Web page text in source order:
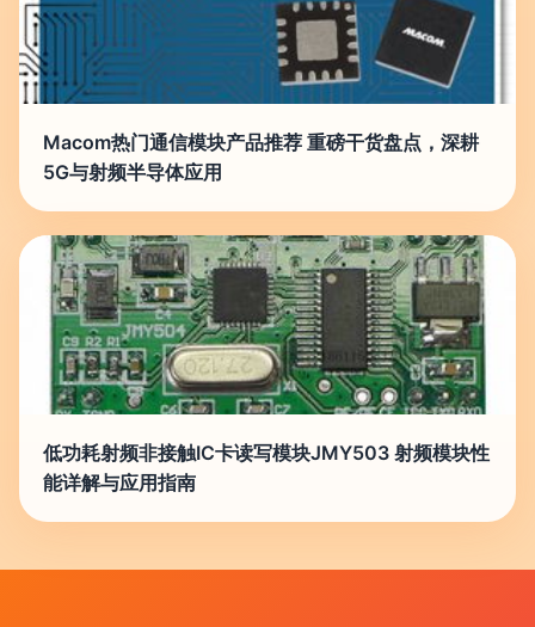
Macom热门通信模块产品推荐 重磅干货盘点，深耕
5G与射频半导体应用
低功耗射频非接触IC卡读写模块JMY503 射频模块性
能详解与应用指南